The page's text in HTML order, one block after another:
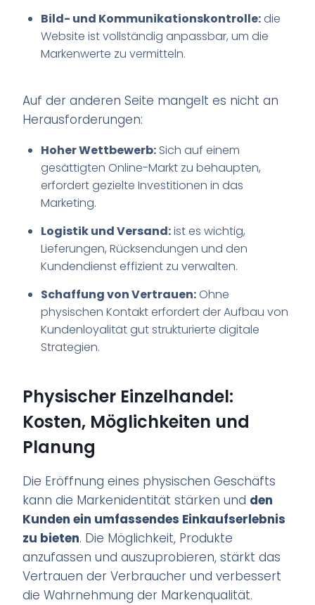
Bild- und Kommunikationskontrolle:die
Website ist vollständig anpassbar, um die
Markenwerte zu vermitteln.
Auf der anderen Seite mangelt es nicht an
Herausforderungen:
Hoher Wettbewerb:Sich auf einem
gesättigten Online-Markt zu behaupten,
erfordert gezielte Investitionen in das
Marketing.
Logistik und Versand:ist es wichtig,
Lieferungen, Rücksendungen und den
Kundendienst effizient zu verwalten.
Schaffung von Vertrauen:Ohne
physischen Kontakt erfordert der Aufbau von
Kundenloyalität gut strukturierte digitale
Strategien.
Physischer Einzelhandel:
Kosten, Möglichkeiten und
Planung
Die Eröffnung eines physischen Geschäfts
kann die Markenidentität stärken und den
Kunden ein umfassendes Einkaufserlebnis
zu bieten. Die Möglichkeit, Produkte
anzufassen und auszuprobieren, stärkt das
Vertrauen der Verbraucher und verbessert
die Wahrnehmung der Markenqualität.